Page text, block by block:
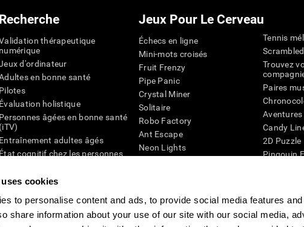
cookies
to personalise content and ads, to provide social media features
share information about your use of our site with our social media,
Recherche
thérapeutique
numérique
d'ordinateur
en bonne santé
Pilotes
Évaluation holistique
Personnes âgées en bonne santé
(iTV)
Entraînement adultes âgés
État cognitif chez les personnes
Révision systémique
Jeux Pour Le Cerveau
Échecs en ligne
Mini-mots croisés
Fruit Frenzy
Pipe Panic
Crystal Miner
Solitaire
Robo Factory
Ant Escape
Neon Lights
Space Rescue
Chaos mathématique
Tennis
Scrambled
Trouvez
Paires
Candy
2D Puzzle
Pingouin
Jeux en
mémoire